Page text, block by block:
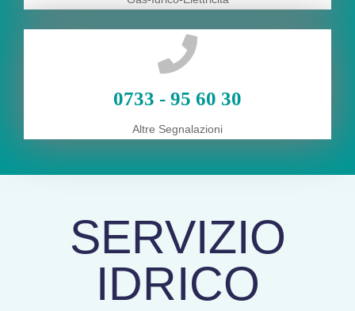
0733 - 95 60 30
Altre Segnalazioni
SERVIZIO
IDRICO